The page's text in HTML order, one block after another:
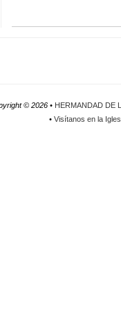
©2026 • HERMANDAD DE
•Visítanos en la